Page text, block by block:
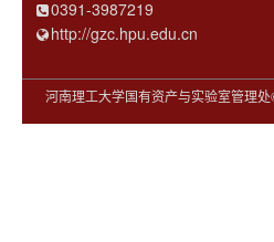
0391-3987219
http://gzc.hpu.edu.cn
河南理工大学国有资产与实验室管理